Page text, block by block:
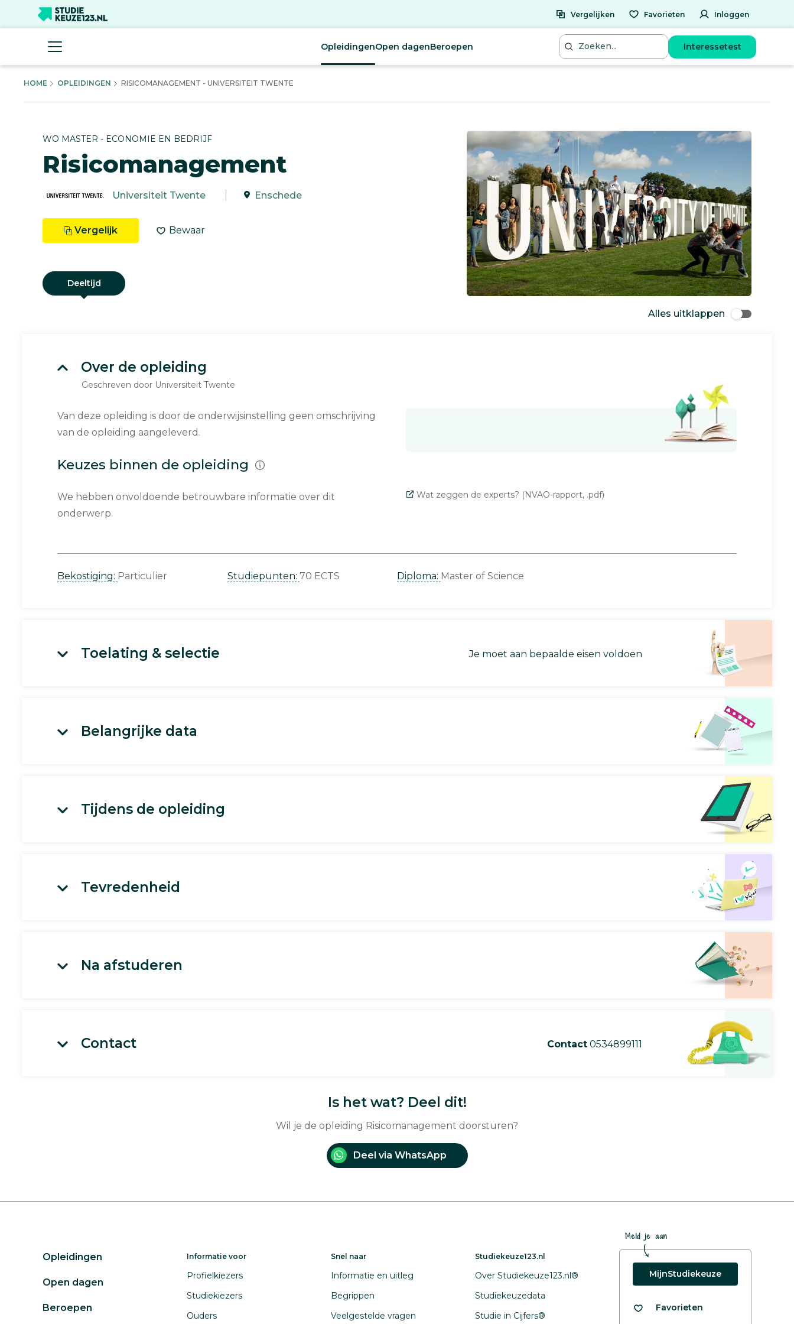
Vergelijken Favorieten Inloggen
OpleidingenOpen dagenBeroepen Interessetest
HOME OPLEIDINGEN RISICOMANAGEMENT - UNIVERSITEIT TWENTE
WO MASTER - ECONOMIE EN BEDRIJF
Risicomanagement
Universiteit Twente Enschede
Vergelijk Bewaar
Deeltijd
Alles uitklappen
Over de opleiding
Geschreven door Universiteit Twente
Van deze opleiding is door de onderwijsinstelling geen omschrijving
van de opleiding aangeleverd.
Keuzes binnen de opleiding
We hebben onvoldoende betrouwbare informatie over dit
onderwerp.
Wat zeggen de experts? (NVAO-rapport, .pdf)
Bekostiging: Particulier Studiepunten: 70 ECTS Diploma: Master of Science
Toelating & selectie Je moet aan bepaalde eisen voldoen
Belangrijke data
Tijdens de opleiding
Tevredenheid
Na afstuderen
Contact Contact 0534899111
Is het wat? Deel dit!
Wil je de opleiding Risicomanagement doorsturen?
Deel via WhatsApp
Opleidingen
Open dagen
Beroepen
Informatie voor
Profielkiezers
Studiekiezers
Ouders
Snel naar
Informatie en uitleg
Begrippen
Veelgestelde vragen
Studiekeuze123.nl
Over Studiekeuze123.nl®
Studiekeuzedata
Studie in Cijfers®
Meld je aan
MijnStudiekeuze
Favorieten